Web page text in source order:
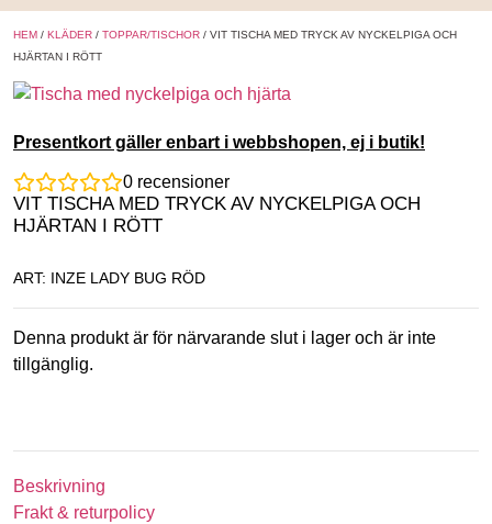
HEM / KLÄDER / TOPPAR/TISCHOR / VIT TISCHA MED TRYCK AV NYCKELPIGA OCH
HJÄRTAN I RÖTT
Presentkort gäller enbart i webbshopen, ej i butik!
0 recensioner
VIT TISCHA MED TRYCK AV NYCKELPIGA OCH
HJÄRTAN I RÖTT
ART: INZE LADY BUG RÖD
Denna produkt är för närvarande slut i lager och är inte
tillgänglig.
Beskrivning
Frakt & returpolicy